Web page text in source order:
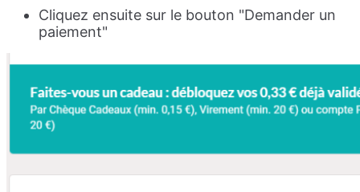
Cliquez ensuite sur le bouton "Demander un
paiement"